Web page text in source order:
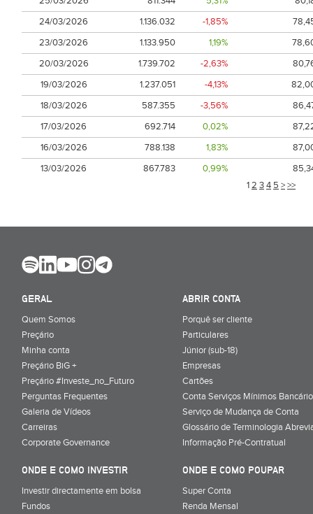
12 34 5 >>>
24/03/2026
1.136.032 -1,85%
23/03/2026
1.133.950 1,19%
20/03/2026
1.739.702 -2,63%
19/03/2026
1.237.051 -4,13%
18/03/2026
587.355 -3,56%
17/03/2026
692.714 0,02%
16/03/2026
788.138 1,83%
13/03/2026
867.783 0,99%
GERAL
Quem Somos
Preçário
Minha conta
Preçário BiG +
Preçário #Investe_no_Futuro
Perguntas Frequentes
Galeria de Vídeos
Carreiras
Corporate Governance
ABRIR CONTA
Porquê ser cliente
Particulares
Júnior (sub-18)
Empresas
Cartões
Conta Serviços Mínimos
Serviço de Mudança de Conta
Glossário de Terminologia
Informação Pré-Contratual
ONDE E COMO INVESTIR
Investir directamente em bolsa
Fundos
ONDE E COMO POUPAR
Super Conta
Renda Mensal